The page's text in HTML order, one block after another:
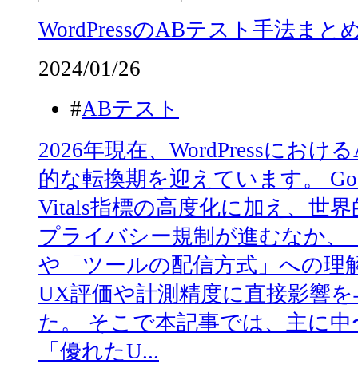
WordPressのABテスト手法まと
2024/01/26
#ABテスト
2026年現在、WordPressにおけ
的な転換期を迎えています。
Vitals指標の高度化に加え、世
プライバシー規制が進むなか
や「ツールの配信方式」への理
UX評価や計測精度に直接影響
た。 そこで本記事では、主に
「優れたU...